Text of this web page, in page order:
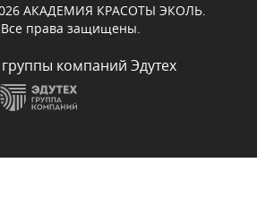
АКАДЕМИЯ КРАСОТЫ ЭКОЛЬ.
Все права защищены.
компаний Эдутех